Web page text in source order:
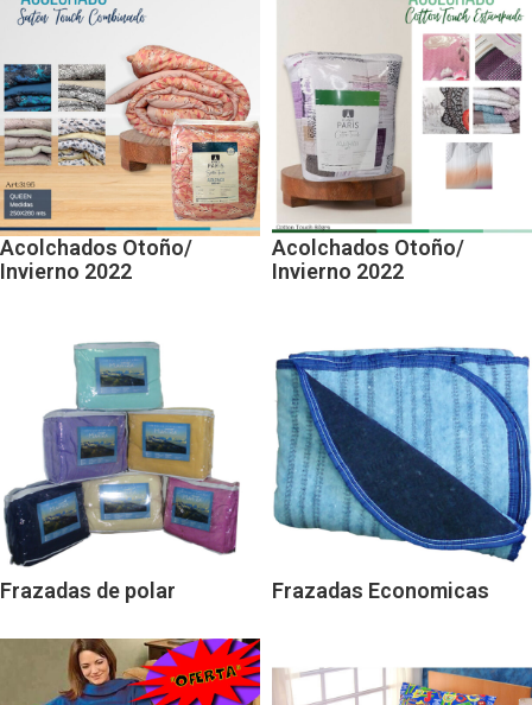
Acolchados Otoño/
Invierno 2022
Acolchados Otoño/
Invierno 2022
Frazadas de polar Frazadas Economicas